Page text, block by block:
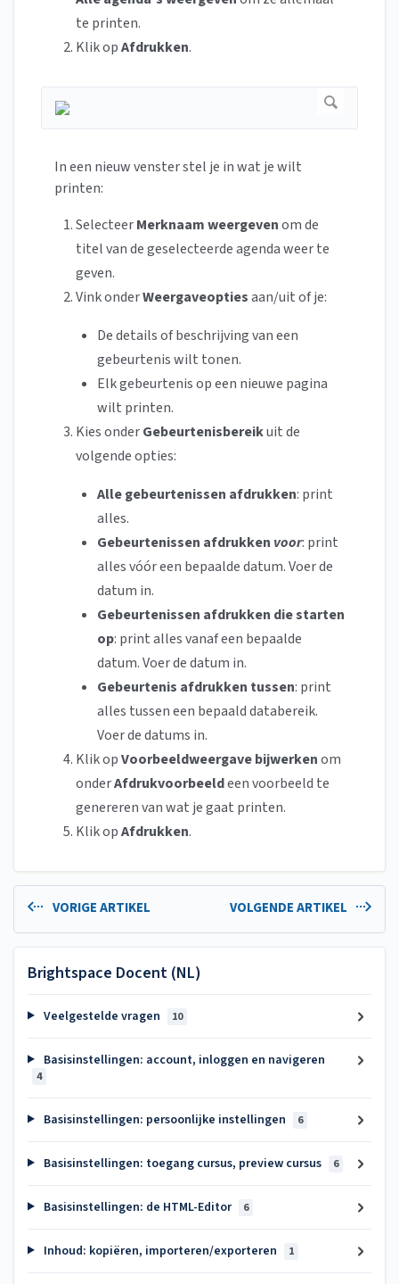
te printen.
Klik opAfdrukken.
In een nieuw venster stel je in wat je wilt
printen:
SelecteerMerknaam weergevenom de
titel van de geselecteerde agenda weer te
geven.
Vink onderWeergaveoptiesaan/uit of je:
De details of beschrijving van een
gebeurtenis wilt tonen.
Elk gebeurtenis op een nieuwe pagina
wilt printen.
Kies onderGebeurtenisbereikuit de
volgende opties:
Alle gebeurtenissen afdrukken: print
alles.
Gebeurtenissen afdrukken voor: print
alles vóór een bepaalde datum. Voer de
datum in.
Gebeurtenissen afdrukken die starten
op: print alles vanaf een bepaalde
datum. Voer de datum in.
Gebeurtenis afdrukken tussen: print
alles tussen een bepaald databereik.
Voer de datums in.
Klik opVoorbeeldweergave bijwerkenom
onderAfdrukvoorbeeldeen voorbeeld te
genereren van wat je gaat printen.
Klik opAfdrukken.
VORIGE ARTIKEL VOLGENDE ARTIKEL
Brightspace Docent (NL)
Veelgestelde vragen 10
Basisinstellingen: account, inloggen en navigeren
4
Basisinstellingen: persoonlijke instellingen 6
Basisinstellingen: toegang cursus, preview cursus 6
Basisinstellingen: de HTML-Editor 6
Inhoud: kopiëren, importeren/exporteren 1